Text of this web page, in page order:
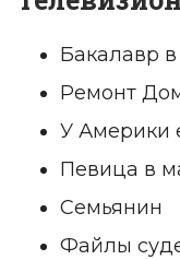
Бакалавр
Ремонт
У Америки
Певица в
Семьянин
Файлы